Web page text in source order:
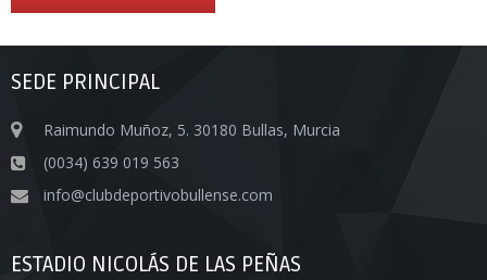
SEDE PRINCIPAL
Raimundo Muñoz, 5. 30180 Bullas, Murcia
(0034) 639 019 563
info@clubdeportivobullense.com
ESTADIO NICOLÁS DE LAS PEÑAS